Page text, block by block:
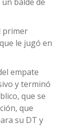
primer
le jugó en
empate
y terminó
que se
que
su DT y